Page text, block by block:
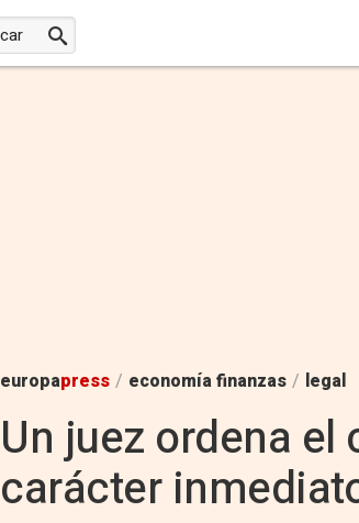
europapress / economía finanzas / legal
Un juez ordena el
carácter